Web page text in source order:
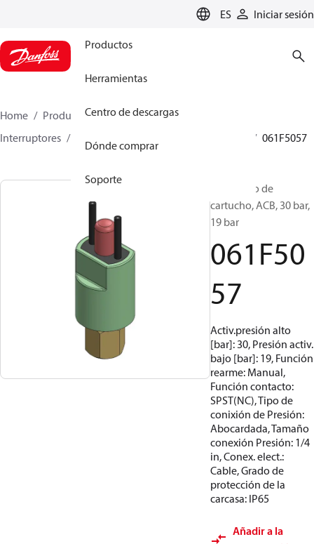
ES Iniciar sesión
Productos
Herramientas
Centro de descargas
Dónde comprar
Soporte
Home Productos
Climate Solutions for cooling
Interruptores
061F5057
Presostato de
cartucho, ACB, 30 bar,
19 bar
061F50
57
Activ.presión alto
[bar]: 30, Presión activ.
bajo [bar]: 19, Función
rearme: Manual,
Función contacto:
SPST(NC), Tipo de
conixión de Presión:
Abocardada, Tamaño
conexión Presión: 1/4
in, Conex. elect.:
Cable, Grado de
protección de la
carcasa: IP65
Añadir a la